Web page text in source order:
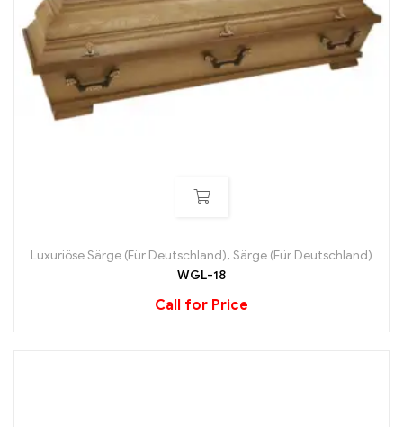
Luxuriöse Särge (Für Deutschland), Särge (Für Deutschland)
WGL-18
Call for Price